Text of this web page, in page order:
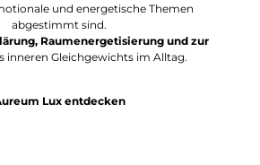
und energetische Themen
abgestimmt sind.
Raumenergetisierung und zur
inneren Gleichgewichts im Alltag.
Lux entdecken